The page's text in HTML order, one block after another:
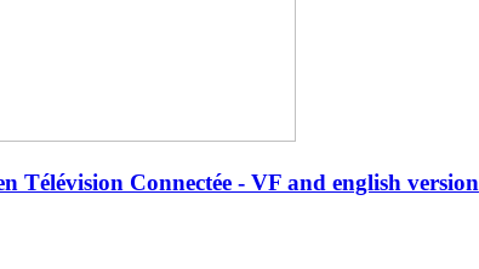
Télévision Connectée - VF and english version